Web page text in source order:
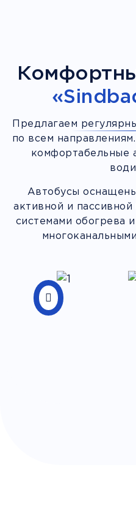
Предлагаем
по всем
комфортабельные
Автобусы
активной и пассивной
системами обогрева